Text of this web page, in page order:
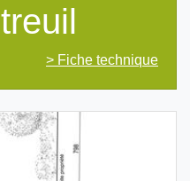
> Fiche technique